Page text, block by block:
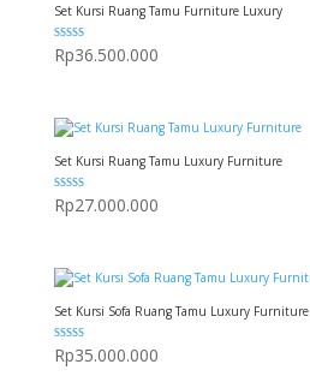
Set Kursi Ruang Tamu Furniture Luxury
Dinilai
5.00
dari 5
Rp36.500.000
Set Kursi Ruang Tamu Luxury Furniture
Dinilai
5.00
dari 5
Rp27.000.000
Set Kursi Sofa Ruang Tamu Luxury Furniture
Dinilai
5.00
dari 5
Rp35.000.000